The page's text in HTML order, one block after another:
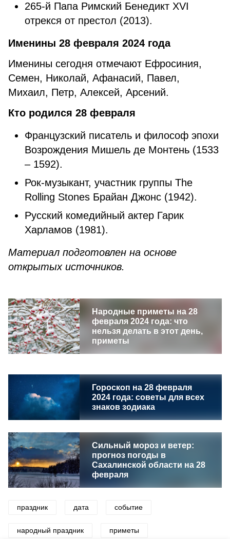
265-й Папа Римский Бенедикт XVI
отрекся от престол (2013).
Именины 28 февраля 2024 года
Именины сегодня отмечают Ефросиния,
Семен, Николай, Афанасий, Павел,
Михаил, Петр, Алексей, Арсений.
Кто родился 28 февраля
Французский писатель и философ эпохи
Возрождения Мишель де Монтень (1533
– 1592).
Рок-музыкант, участник группы The
Rolling Stones Брайан Джонс (1942).
Русский комедийный актер Гарик
Харламов (1981).
Материал подготовлен на основе
открытых источников.
Народные приметы на 28
февраля 2024 года: что
нельзя делать в этот день,
приметы
Гороскоп на 28 февраля
2024 года: советы для всех
знаков зодиака
Сильный мороз и ветер:
прогноз погоды в
Сахалинской области на 28
февраля
праздник дата событие
народный праздник приметы